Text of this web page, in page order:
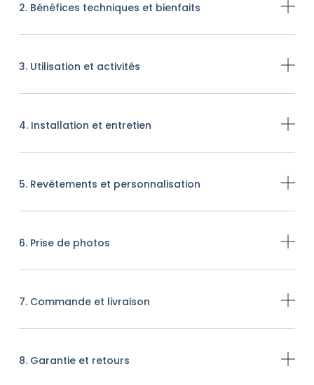
2. Bénéfices techniques et bienfaits
3. Utilisation et activités
4. Installation et entretien
5. Revêtements et personnalisation
6. Prise de photos
7. Commande et livraison
8. Garantie et retours